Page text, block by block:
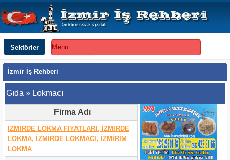
Sektörler Menü
İzmir İş Rehberi
Gıda » Lokmacı
Firma Adı
İZMİRDE LOKMA FİYATLARI, İZMİRDE
LOKMA, İZMİRDE LOKMACI, İZMİRİM
LOKMA